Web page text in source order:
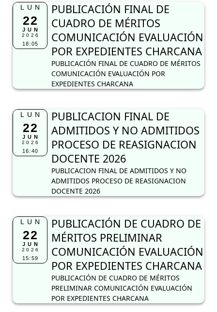
LUN
22
JUN
2026
18:05
PUBLICACIÓN FINAL DE
CUADRO DE MÉRITOS
COMUNICACIÓN EVALUACIÓN
POR EXPEDIENTES CHARCANA
PUBLICACIÓN FINAL DE CUADRO DE MÉRITOS
COMUNICACIÓN EVALUACIÓN POR
EXPEDIENTES CHARCANA
LUN
22
JUN
2026
16:40
PUBLICACION FINAL DE
ADMITIDOS Y NO ADMITIDOS
PROCESO DE REASIGNACION
DOCENTE 2026
PUBLICACION FINAL DE ADMITIDOS Y NO
ADMITIDOS PROCESO DE REASIGNACION
DOCENTE 2026
LUN
22
JUN
2026
15:59
PUBLICACIÓN DE CUADRO DE
MÉRITOS PRELIMINAR
COMUNICACIÓN EVALUACIÓN
POR EXPEDIENTES CHARCANA
PUBLICACIÓN DE CUADRO DE MÉRITOS
PRELIMINAR COMUNICACIÓN EVALUACIÓN
POR EXPEDIENTES CHARCANA